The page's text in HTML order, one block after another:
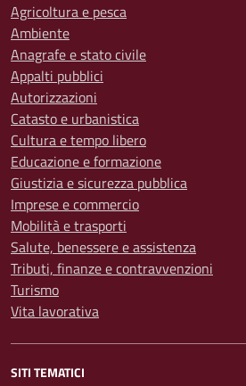
Agricoltura e pesca
Ambiente
Anagrafe e stato civile
Appalti pubblici
Autorizzazioni
Catasto e urbanistica
Cultura e tempo libero
Educazione e formazione
Giustizia e sicurezza pubblica
Imprese e commercio
Mobilità e trasporti
Salute, benessere e assistenza
Tributi, finanze e contravvenzioni
Turismo
Vita lavorativa
SITI TEMATICI